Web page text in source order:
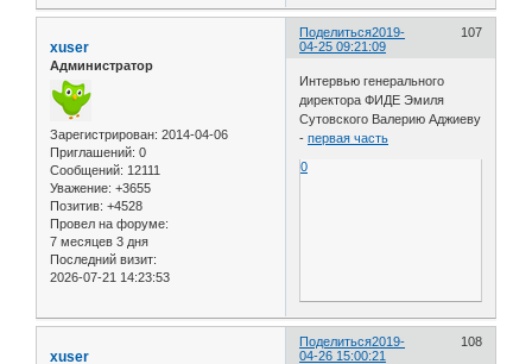
Поделиться 107
2019-
04-25 09:21:09
xuser
Администратор
Зарегистрирован: 2014-04-06
Приглашений: 0
Сообщений: 12111
Уважение: +3655
Позитив: +4528
Провел на форуме:
7 месяцев 3 дня
Последний визит:
2026-07-21 14:23:53
Интервью генерального
директора ФИДЕ Эмиля
Сутовского Валерию Аджиеву
-первая часть
0
Поделиться 108
2019-
04-26 15:00:21
xuser